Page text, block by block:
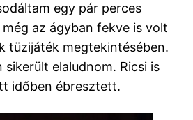
egy pár perces
az ágyban fekve is volt
tüzijáték megtekintésében.
sikerült elaludnom. Ricsi is
időben ébresztett.